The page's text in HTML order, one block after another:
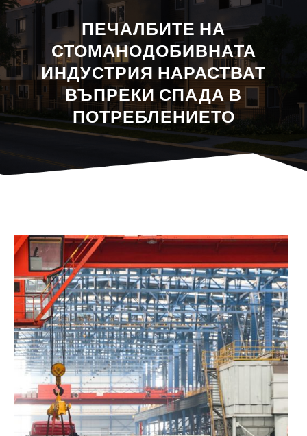
ПЕЧАЛБИТЕ НА
СТОМАНОДОБИВНАТА
ИНДУСТРИЯ НАРАСТВАТ
ВЪПРЕКИ СПАДА В
ПОТРЕБЛЕНИЕТО